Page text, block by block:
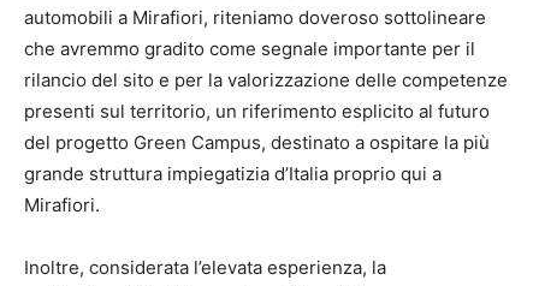
automobili a Mirafiori, riteniamo doveroso sottolineare
che avremmo gradito come segnale importante per il
rilancio del sito e per la valorizzazione delle competenze
presenti sul territorio, un riferimento esplicito al futuro
del progetto Green Campus, destinato a ospitare la più
grande struttura impiegatizia d’Italia proprio qui a
Mirafiori.
Inoltre, considerata l’elevata esperienza, la